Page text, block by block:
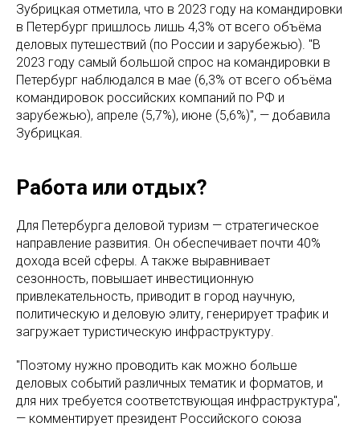
Зубрицкая отметила, что в 2023 году на командировки
в Петербург пришлось лишь 4,3% от всего объёма
деловых путешествий (по России и зарубежью). "В
2023 году самый большой спрос на командировки в
Петербург наблюдался в мае (6,3% от всего объёма
командировок российских компаний по РФ и
зарубежью), апреле (5,7%), июне (5,6%)", — добавила
Зубрицкая.
Работа или отдых?
Для Петербурга деловой туризм — стратегическое
направление развития. Он обеспечивает почти 40%
дохода всей сферы. А также выравнивает
сезонность, повышает инвестиционную
привлекательность, приводит в город научную,
политическую и деловую элиту, генерирует трафик и
загружает туристическую инфраструктуру.
"Поэтому нужно проводить как можно больше
деловых событий различных тематик и форматов, и
для них требуется соответствующая инфраструктура",
— комментирует президент Российского союза